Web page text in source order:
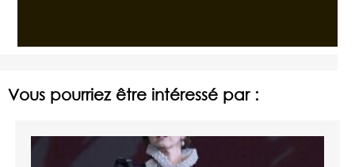
Vous pourriez être intéressé par :